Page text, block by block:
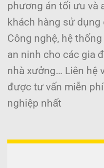
phương án tối ưu và
khách hàng sử dụng
Công nghệ, hệ
an ninh cho các gia
nhà xưởng… Liên hệ
được tư vấn miễn
nghiệp nhất